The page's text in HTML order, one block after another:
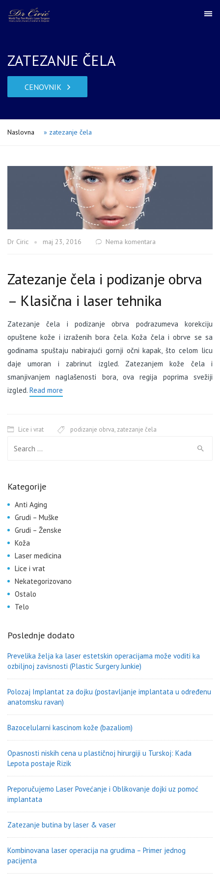
ZATEZANJE ČELA
CENOVNIK
Naslovna » zatezanje čela
Dr Ciric maj 23, 2016 Nema komentara
Zatezanje čela i podizanje obrva
– Klasična i laser tehnika
Zatezanje čela i podizanje obrva podrazumeva korekciju
opuštene kože i izraženih bora čela. Koža čela i obrve se sa
godinama spuštaju nabirajući gornji očni kapak, što celom licu
daje umoran i zabrinut izgled. Zatezanjem kože čela i
smanjivanjem naglašenosti bora, ova regija poprima svežiji
izgled. Read more
Lice i vrat podizanje obrva, zatezanje čela
Kategorije
Anti Aging
Grudi – Muške
Grudi – Ženske
Koža
Laser medicina
Lice i vrat
Nekategorizovano
Ostalo
Telo
Poslednje dodato
Prevelika želja ka laser estetskin operacijama može voditi ka
ozbiljnoj zavisnosti (Plastic Surgery Junkie)
Polozaj Implantat za dojku (postavljanje implantata u određenu
anatomsku ravan)
Bazocelularni kascinom kože (bazaliom)
Opasnosti niskih cena u plastičnoj hirurgiji u Turskoj: Kada
Lepota postaje Rizik
Preporučujemo Laser Povećanje i Oblikovanje dojki uz pomoć
implantata
Zatezanje butina by laser & vaser
Kombinovana laser operacija na grudima – Primer jednog
pacijenta